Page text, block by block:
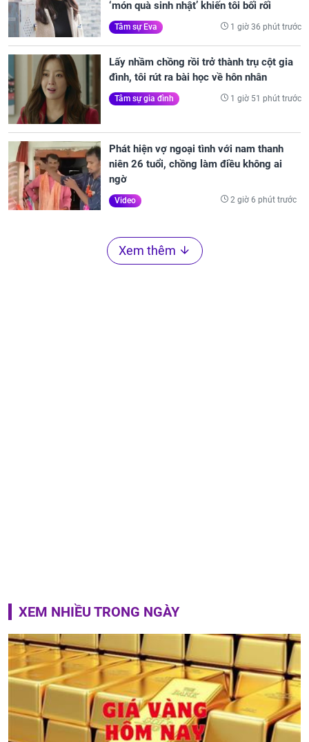
‘món quà sinh nhật’ khiến tôi bối rối
Tâm sự Eva 1 giờ 36 phút trước
Lấy nhầm chồng rồi trở thành trụ cột gia
đình, tôi rút ra bài học về hôn nhân
Tâm sự gia đình 1 giờ 51 phút trước
Phát hiện vợ ngoại tình với nam thanh
niên 26 tuổi, chồng làm điều không ai
ngờ
Video 2 giờ 6 phút trước
Xem thêm
XEM NHIỀU TRONG NGÀY